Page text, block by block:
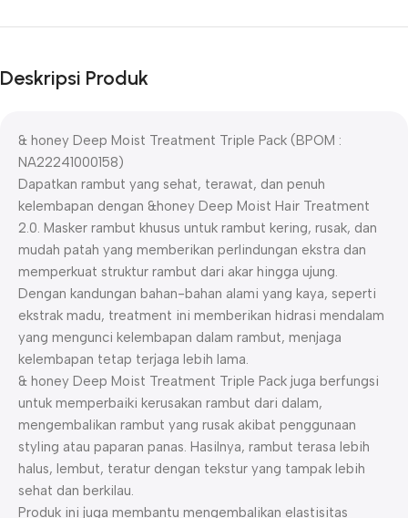
Deskripsi Produk
& honey Deep Moist Treatment Triple Pack (BPOM :
NA22241000158)
Dapatkan rambut yang sehat, terawat, dan penuh
kelembapan dengan &honey Deep Moist Hair Treatment
2.0. Masker rambut khusus untuk rambut kering, rusak, dan
mudah patah yang memberikan perlindungan ekstra dan
memperkuat struktur rambut dari akar hingga ujung.
Dengan kandungan bahan-bahan alami yang kaya, seperti
ekstrak madu, treatment ini memberikan hidrasi mendalam
yang mengunci kelembapan dalam rambut, menjaga
kelembapan tetap terjaga lebih lama.
& honey Deep Moist Treatment Triple Pack juga berfungsi
untuk memperbaiki kerusakan rambut dari dalam,
mengembalikan rambut yang rusak akibat penggunaan
styling atau paparan panas. Hasilnya, rambut terasa lebih
halus, lembut, teratur dengan tekstur yang tampak lebih
sehat dan berkilau.
Produk ini juga membantu mengembalikan elastisitas